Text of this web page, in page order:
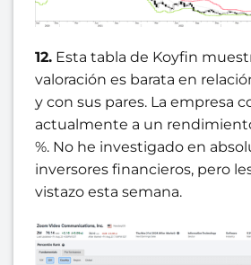
12. Esta tabla de Koyfin
valoración es barata en
y con sus pares. La empresa
actualmente a un
%. No he investigado en
inversores financieros, pero
vistazo esta semana.